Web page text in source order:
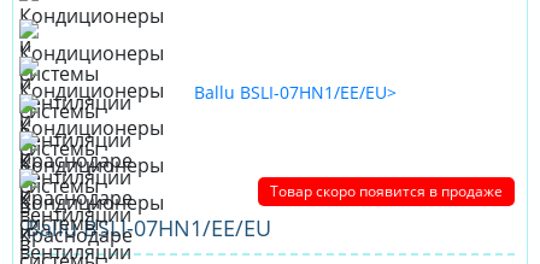
Товар скоро появится в продаже
Ballu BSLI-07HN1/EE/EU